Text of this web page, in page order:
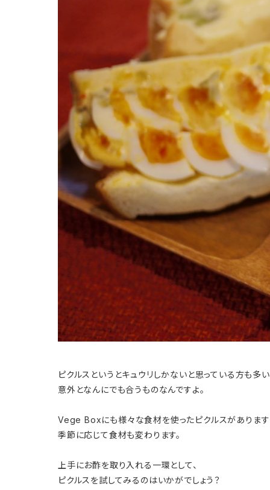
ピクルスというとキュウリしかないと思っている方も多い
意外となんにでも合うものなんですよ。
Vege Boxにも様々な食材を使ったピクルスがあります
季節に応じて食材も変わります。
上手にお酢を取り入れる一環として、
ピクルスを試してみるのはいかがでしょう？